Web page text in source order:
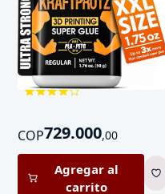
Pegamento líquido para
impresión 3D 1.75 oz
KRAFTPROTZ
COP729.000,00
Agregar al
carrito